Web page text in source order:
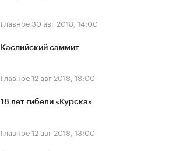
Главное30 авг 2018, 14:00
Каспийский саммит
Главное12 авг 2018, 13:00
18 лет гибели «Курска»
Главное12 авг 2018, 13:00